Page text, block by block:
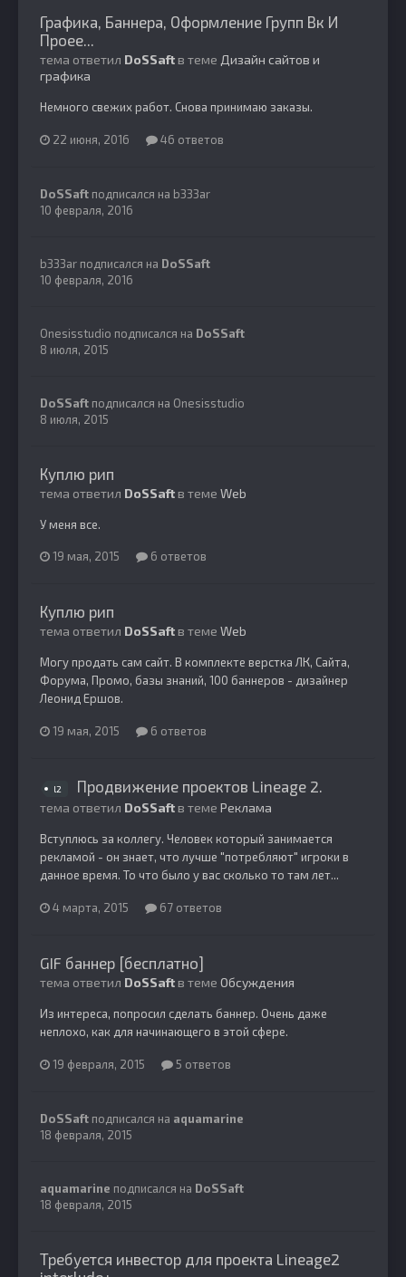
Графика, Баннера, Оформление Групп Вк И
Проее...
тема ответил DoSSaftв теме Дизайн сайтов и
графика
Немного свежих работ. Снова принимаю заказы.
22 июня, 2016 46 ответов
DoSSaft подписался на b333ar
10 февраля, 2016
b333ar подписался на DoSSaft
10 февраля, 2016
Onesisstudio подписался на DoSSaft
8 июля, 2015
DoSSaft подписался на Onesisstudio
8 июля, 2015
Куплю рип
тема ответил DoSSaftв теме Web
У меня все.
19 мая, 2015 6 ответов
Куплю рип
тема ответил DoSSaftв теме Web
Могу продать сам сайт. В комплекте верстка ЛК, Сайта,
Форума, Промо, базы знаний, 100 баннеров - дизайнер
Леонид Ершов.
19 мая, 2015 6 ответов
l2 Продвижение проектов Lineage 2.
тема ответил DoSSaftв теме Реклама
Вступлюсь за коллегу. Человек который занимается
рекламой - он знает, что лучше "потребляют" игроки в
данное время. То что было у вас сколько то там лет...
4 марта, 2015 67 ответов
GIF баннер [бесплатно]
тема ответил DoSSaftв теме Обсуждения
Из интереса, попросил сделать баннер. Очень даже
неплохо, как для начинающего в этой сфере.
19 февраля, 2015 5 ответов
DoSSaft подписался на aquamarine
18 февраля, 2015
aquamarine подписался на DoSSaft
18 февраля, 2015
Требуется инвестор для проекта Lineage2